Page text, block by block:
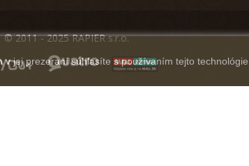
jej prezeraní súhlasíte s používaním tejto technológie.
© 2011 - 2025 RAPIER s.r.o.